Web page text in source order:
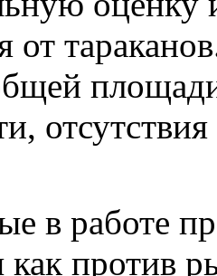
от
в работе
против